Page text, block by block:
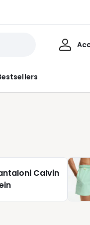
Calvin